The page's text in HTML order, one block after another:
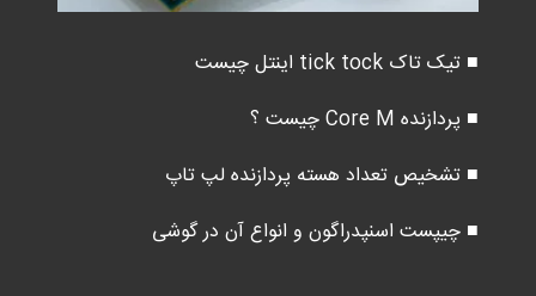
■ تیک تاک tick tock اینتل چیست
■ پردازنده Core M چیست ؟
■ تشخیص تعداد هسته پردازنده لپ تاپ
■ چیپست اسنپدراگون و انواع آن در گوشی